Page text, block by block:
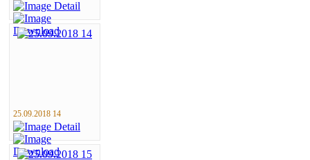
25.09.2018 14